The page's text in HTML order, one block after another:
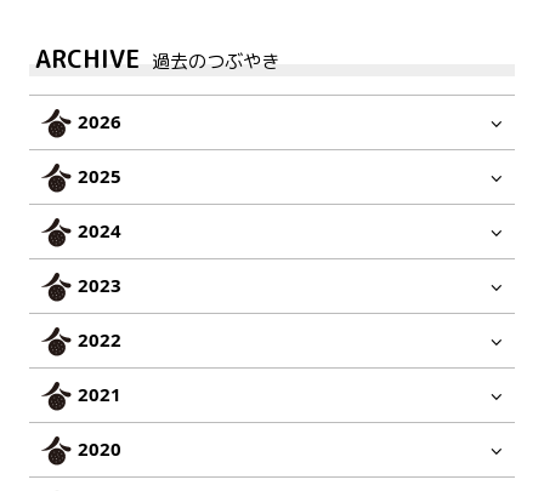
ARCHIVE 過去のつぶやき
2026
2025
2024
2023
2022
2021
2020